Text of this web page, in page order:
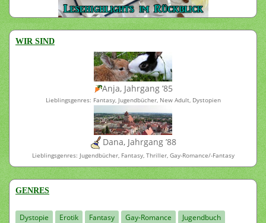
WIR SIND
Anja, Jahrgang ’85
Lieblingsgenres: Fantasy, Jugendbücher, New Adult, Dystopien
Dana, Jahrgang ’88
Lieblingsgenres: Jugendbücher, Fantasy, Thriller, Gay-Romance/-Fantasy
GENRES
Dystopie Erotik Fantasy Gay-Romance
Jugendbuch